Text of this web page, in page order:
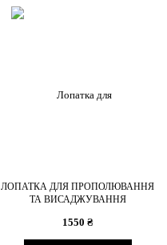
ЛОПАТКА ДЛЯ ПРОПОЛЮВАННЯ
ТА ВИСАДЖУВАННЯ
1550 ₴